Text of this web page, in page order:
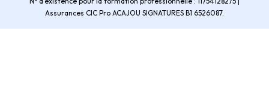
Assurances CIC Pro ACAJOU SIGNATURES B1 6526087.